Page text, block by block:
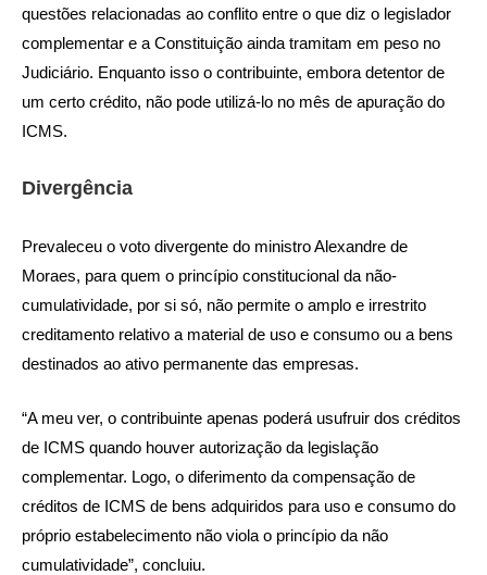
questões relacionadas ao conflito entre o que diz o legislador
complementar e a Constituição ainda tramitam em peso no
Judiciário. Enquanto isso o contribuinte, embora detentor de
um certo crédito, não pode utilizá-lo no mês de apuração do
ICMS.
Divergência
Prevaleceu o voto divergente do ministro Alexandre de
Moraes, para quem o princípio constitucional da não-
cumulatividade, por si só, não permite o amplo e irrestrito
creditamento relativo a material de uso e consumo ou a bens
destinados ao ativo permanente das empresas.
“A meu ver, o contribuinte apenas poderá usufruir dos créditos
de ICMS quando houver autorização da legislação
complementar. Logo, o diferimento da compensação de
créditos de ICMS de bens adquiridos para uso e consumo do
próprio estabelecimento não viola o princípio da não
cumulatividade”, concluiu.